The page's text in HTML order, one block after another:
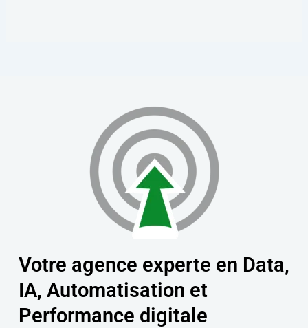
Votre agence experte en Data,
IA, Automatisation et
Performance digitale